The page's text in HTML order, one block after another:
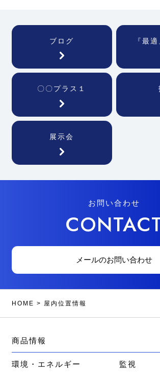
ブログ 『最
〇〇プラス１
展示会
お問い合わせ
メールのお問い合わせ
HOME > 屋内位置情報
商品情報
環境・エネルギー
監視